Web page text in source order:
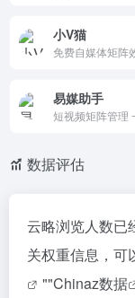
小V猫
易媒助手
数据评估
云略浏览人数已
关权重信息，可
""Chinaz数据